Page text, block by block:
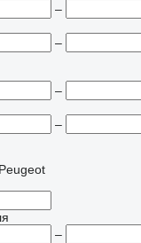
–
–
–
–
Peugeot
–